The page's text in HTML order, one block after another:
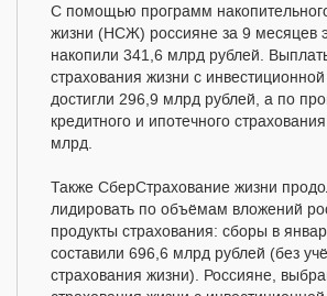
С помощью программ
жизни (НСЖ) россияне за 9 месяцев
накопили 341,6 млрд рублей.
страхования жизни с
достигли 296,9 млрд рублей, а по
кредитного и ипотечного
млрд.
Также СберСтрахование жизни
лидировать по объёмам вложений
продукты страхования: сборы в
составили 696,6 млрд рублей (без
страхования жизни). Россияне,